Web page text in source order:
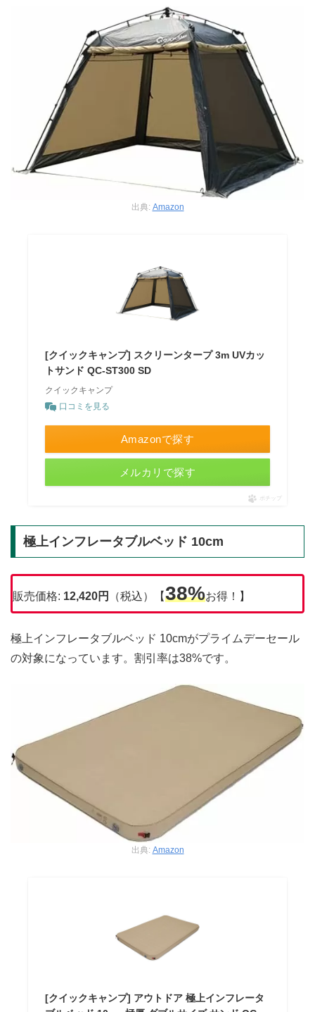
出典: Amazon
[クイックキャンプ] スクリーンタープ 3m UVカッ
トサンド QC-ST300 SD
クイックキャンプ
口コミを見る
Amazonで探す
メルカリで探す
ポチップ
極上インフレータブルベッド 10cm
販売価格: 12,420円 （税込）【38%お得！】
極上インフレータブルベッド 10cmがプライムデーセール
の対象になっています。割引率は38%です。
出典: Amazon
[クイックキャンプ] アウトドア 極上インフレータ